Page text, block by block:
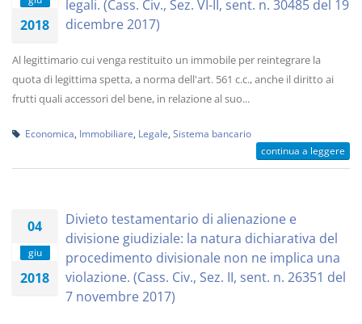
2018
legali. (Cass. Civ., Sez. VI-II, sent. n. 30485 del 19
dicembre 2017)
Al legittimario cui venga restituito un immobile per reintegrare la
quota di legittima spetta, a norma dell'art. 561 c.c., anche il diritto ai
frutti quali accessori del bene, in relazione al suo...
Economica Immobiliare Legale Sistema bancario
continua a leggere
04
giu
2018
Divieto testamentario di alienazione e
divisione giudiziale: la natura dichiarativa del
procedimento divisionale non ne implica una
violazione. (Cass. Civ., Sez. II, sent. n. 26351 del
7 novembre 2017)